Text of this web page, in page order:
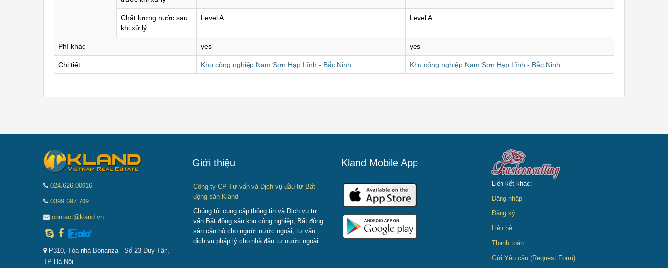
Chất lượng nước sau
khi xử lý
Level A Level A
Phí khác yes yes
Chi tiết Khu công nghiệp Nam Sơn Hạp Lĩnh - Bắc Ninh Khu công nghiệp Nam Sơn Hạp Lĩnh - Bắc Ninh
024.626.00016
0399.697.709
contact@kland.vn
P310, Tòa nhà Bonanza - Số 23 Duy Tân,
TP Hà Nội
Giới thiệu
Công ty CP Tư vấn và Dịch vụ đầu tư Bất
động sản Kland
Chúng tôi cung cấp thông tin và Dịch vụ tư
vấn Bất động sản khu công nghiệp, Bất động
sản căn hộ cho người nước ngoài, tư vấn
dịch vụ pháp lý cho nhà đầu tư nước ngoài.
Kland Mobile App
Liên kết khác:
Đăng nhập
Đăng ký
Liên hệ
Thanh toán
Gửi Yêu cầu (Request Form)